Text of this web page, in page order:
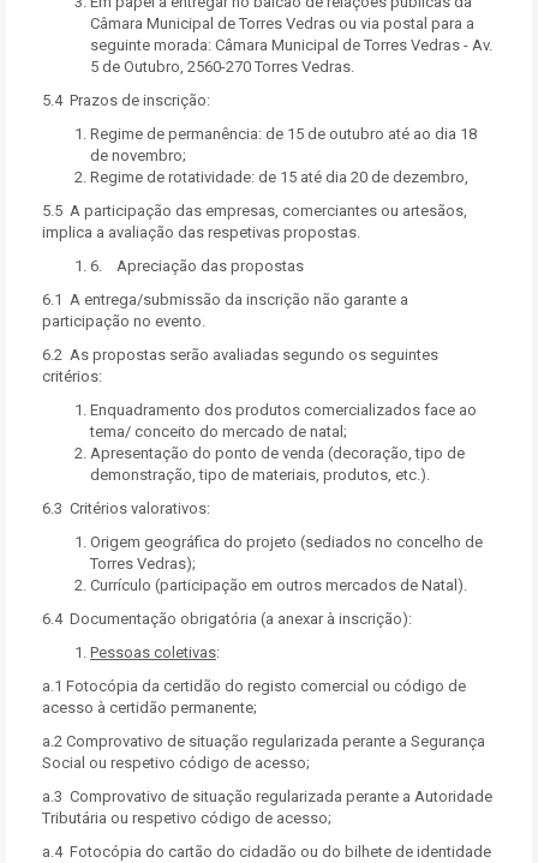
Câmara Municipal de Torres Vedras ou via postal para a
seguinte morada: Câmara Municipal de Torres Vedras - Av.
5 de Outubro, 2560-270 Torres Vedras.
5.4 Prazos de inscrição:
Regime de permanência: de 15 de outubro até ao dia 18
de novembro;
Regime de rotatividade: de 15 até dia 20 de dezembro,
5.5 A participação das empresas, comerciantes ou artesãos,
implica a avaliação das respetivas propostas.
6. Apreciação das propostas
6.1 A entrega/submissão da inscrição não garante a
participação no evento.
6.2 As propostas serão avaliadas segundo os seguintes
critérios:
Enquadramento dos produtos comercializados face ao
tema/ conceito do mercado de natal;
Apresentação do ponto de venda (decoração, tipo de
demonstração, tipo de materiais, produtos, etc.).
6.3 Critérios valorativos:
Origem geográfica do projeto (sediados no concelho de
Torres Vedras);
Currículo (participação em outros mercados de Natal).
6.4 Documentação obrigatória (a anexar à inscrição):
Pessoas coletivas:
a.1 Fotocópia da certidão do registo comercial ou código de
acesso à certidão permanente;
a.2 Comprovativo de situação regularizada perante a Segurança
Social ou respetivo código de acesso;
a.3 Comprovativo de situação regularizada perante a Autoridade
Tributária ou respetivo código de acesso;
a.4 Fotocópia do cartão do cidadão ou do bilhete de identidade